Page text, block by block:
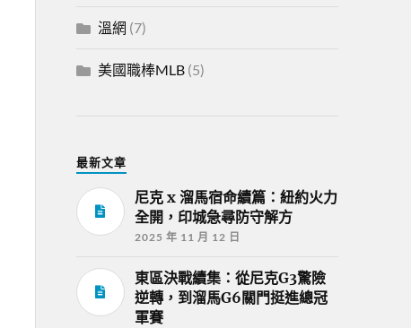
溫網 (7)
美國職棒MLB(5)
最新文章
尼克 x 溜馬宿命續篇：紐約火力
全開，印城急尋防守解方
2025 年 11 月 12 日
東區決戰續集：從尼克G3驚險
逆轉，到溜馬G6關門挺進總冠
軍賽